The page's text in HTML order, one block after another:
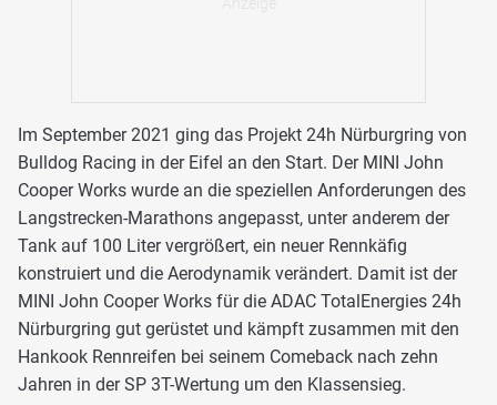
Im September 2021 ging das Projekt 24h Nürburgring von
Bulldog Racing in der Eifel an den Start. Der MINI John
Cooper Works wurde an die speziellen Anforderungen des
Langstrecken-Marathons angepasst, unter anderem der
Tank auf 100 Liter vergrößert, ein neuer Rennkäfig
konstruiert und die Aerodynamik verändert. Damit ist der
MINI John Cooper Works für die ADAC TotalEnergies 24h
Nürburgring gut gerüstet und kämpft zusammen mit den
Hankook Rennreifen bei seinem Comeback nach zehn
Jahren in der SP 3T-Wertung um den Klassensieg.